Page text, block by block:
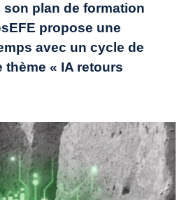
son plan de formation
propose une
avec un cycle de
thème « IA retours